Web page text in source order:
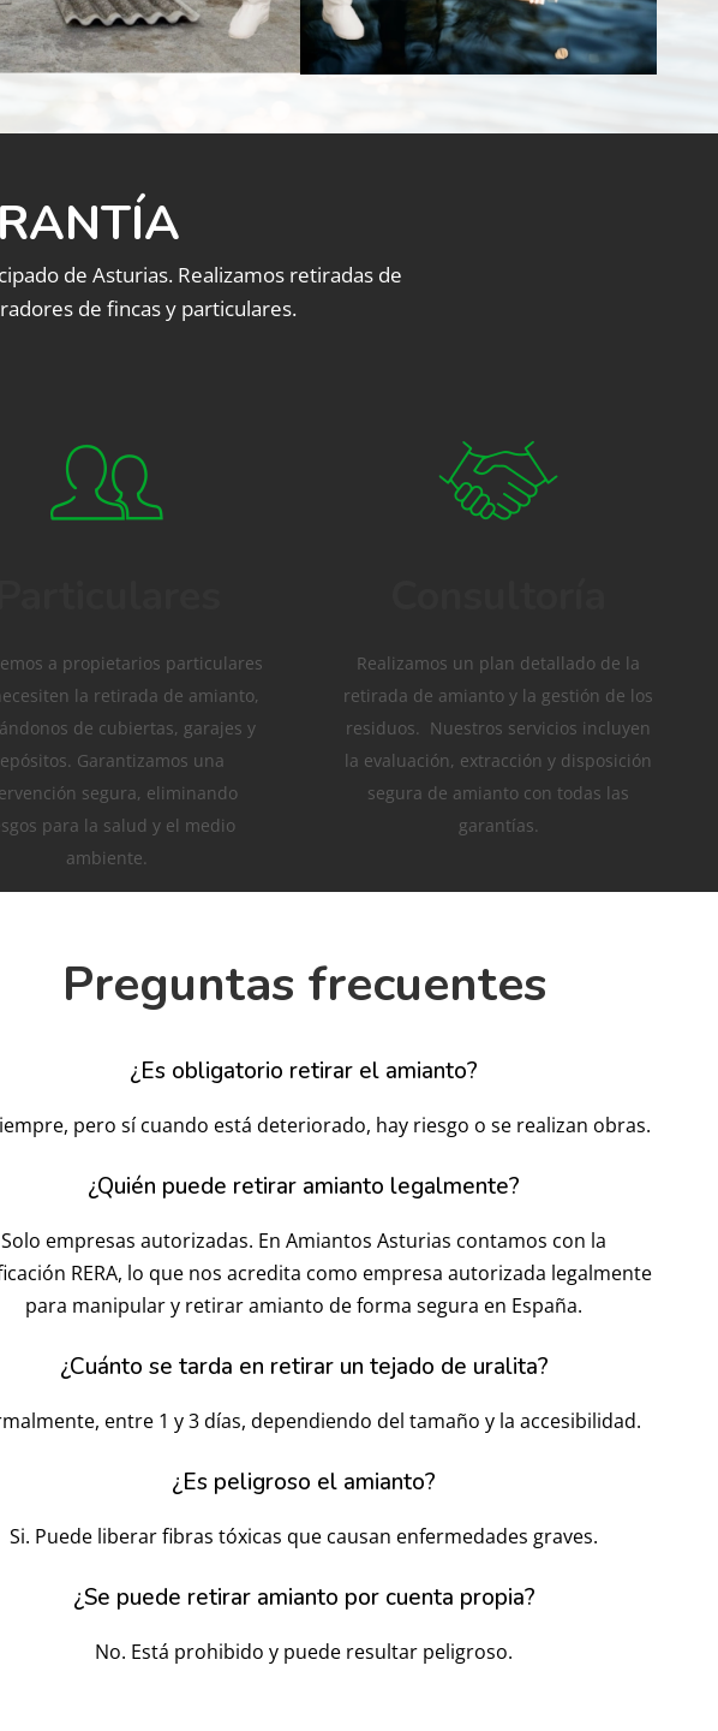
de Asturias. Realizamos retiradas de
de fincas y particulares.
a propietarios particulares
la retirada de amianto,
de cubiertas, garajes y
Garantizamos una
segura, eliminando
para la salud y el medio
ambiente.
Realizamos un plan detallado de la
retirada de amianto y la gestión de los
residuos. Nuestros servicios incluyen
la evaluación, extracción y disposición
segura de amianto con todas las
garantías.
Preguntas frecuentes
¿Es obligatorio retirar el amianto?
pero sí cuando está deteriorado, hay riesgo o se realizan obras.
¿Quién puede retirar amianto legalmente?
Solo empresas autorizadas. En Amiantos Asturias contamos con la
RERA, lo que nos acredita como empresa autorizada legalmente
para manipular y retirar amianto de forma segura en España.
¿Cuánto se tarda en retirar un tejado de uralita?
entre 1 y 3 días, dependiendo del tamaño y la accesibilidad.
¿Es peligroso el amianto?
Si. Puede liberar fibras tóxicas que causan enfermedades graves.
¿Se puede retirar amianto por cuenta propia?
No. Está prohibido y puede resultar peligroso.